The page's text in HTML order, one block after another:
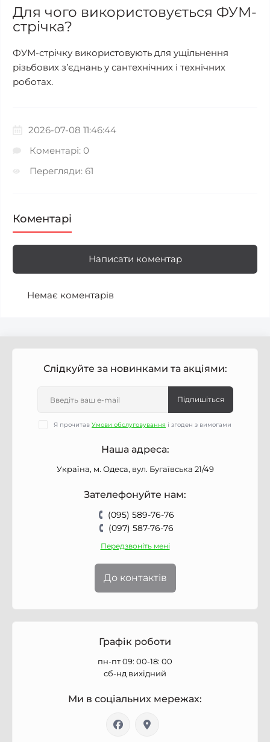
Для чого використовується ФУМ-
стрічка?
ФУМ-стрічку використовують для ущільнення
різьбових з’єднань у сантехнічних і технічних
роботах.
2026-07-08 11:46:44
Коментарі: 0
Перегляди: 61
Коментарі
Написати коментар
Немає коментарів
Слідкуйте за новинками та акціями:
Підпишіться
Я прочитав Умови обслуговування і згоден з вимогами
Наша адреса:
Україна, м. Одеса, вул. Бугаївська 21/49
Зателефонуйте нам:
(095) 589-76-76
(097) 587-76-76
Передзвоніть мені
До контактів
Графік роботи
пн-пт 09: 00-18: 00
сб-нд вихідний
Ми в соціальних мережах: